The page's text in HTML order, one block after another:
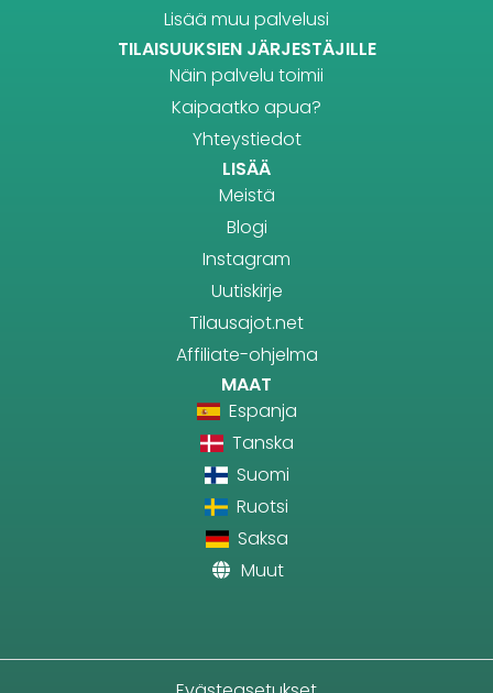
Lisää muu palvelusi
TILAISUUKSIEN JÄRJESTÄJILLE
Näin palvelu toimii
Kaipaatko apua?
Yhteystiedot
LISÄÄ
Meistä
Blogi
Instagram
Uutiskirje
Tilausajot.net
Affiliate-ohjelma
MAAT
Espanja
Tanska
Suomi
Ruotsi
Saksa
Muut